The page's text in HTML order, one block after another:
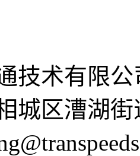
技术有限
城区漕湖